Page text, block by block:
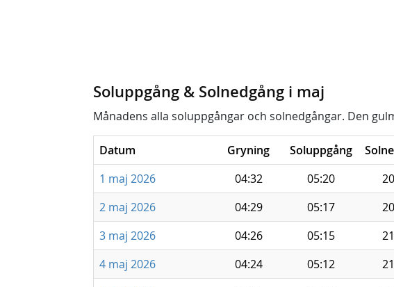
Soluppgång & Solnedgång i maj
Månadens alla soluppgångar och solnedgångar. Den
Datum Gryning Soluppgång
1 maj 2026
04:32 05:20
2 maj 2026
04:29 05:17
3 maj 2026
04:26 05:15
4 maj 2026
04:24 05:12